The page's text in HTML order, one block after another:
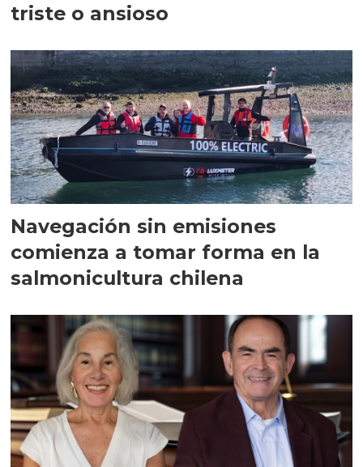
triste o ansioso
Navegación sin emisiones
comienza a tomar forma en la
salmonicultura chilena